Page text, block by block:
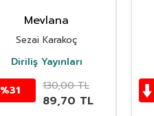
Mevlana
Sezai Karakoç
Diriliş Yayınları
%31 130,00TL
89,70 TL